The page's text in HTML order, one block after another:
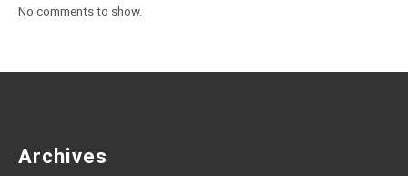
No comments to show.
Archives